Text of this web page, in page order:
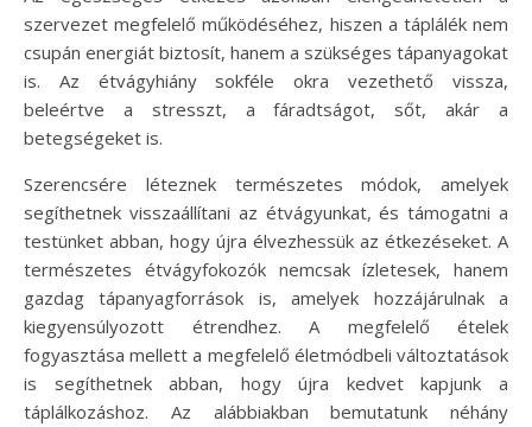
szervezet megfelelő működéséhez, hiszen a táplálék nem
csupán energiát biztosít, hanem a szükséges tápanyagokat
is. Az étvágyhiány sokféle okra vezethető vissza,
beleértve a stresszt, a fáradtságot, sőt, akár a
betegségeket is.
Szerencsére léteznek természetes módok, amelyek
segíthetnek visszaállítani az étvágyunkat, és támogatni a
testünket abban, hogy újra élvezhessük az étkezéseket. A
természetes étvágyfokozók nemcsak ízletesek, hanem
gazdag tápanyagforrások is, amelyek hozzájárulnak a
kiegyensúlyozott étrendhez. A megfelelő ételek
fogyasztása mellett a megfelelő életmódbeli változtatások
is segíthetnek abban, hogy újra kedvet kapjunk a
táplálkozáshoz. Az alábbiakban bemutatunk néhány